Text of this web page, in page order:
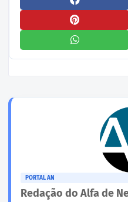
PORTAL AN
Redação do Alfa de